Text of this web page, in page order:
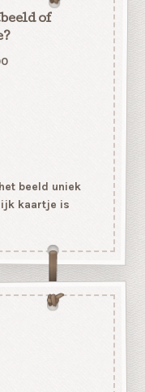
of
beeld uniek
kaartje is